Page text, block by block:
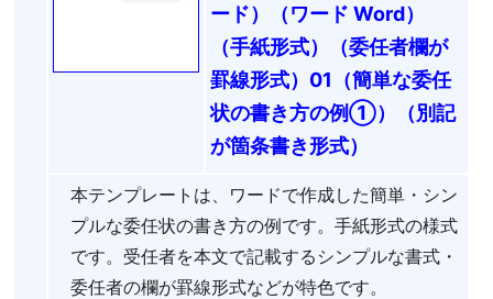
ード）（ワード Word）
（手紙形式）（委任者欄が
罫線形式）01（簡単な委任
状の書き方の例①）（別記
が箇条書き形式）
本テンプレートは、ワードで作成した簡単・シン
プルな委任状の書き方の例です。手紙形式の様式
です。受任者を本文で記載するシンプルな書式・
委任者の欄が罫線形式などが特色です。